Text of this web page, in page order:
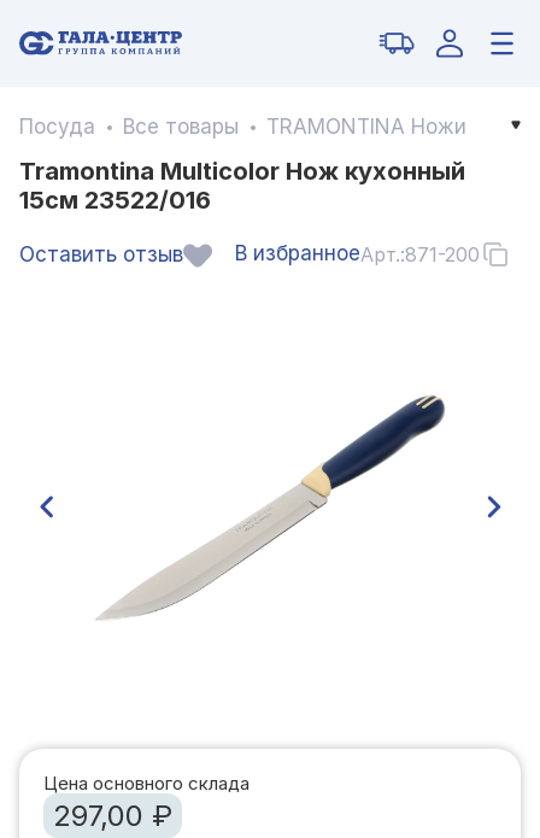
Посуда Все товары TRAMONTINA Ножи
Tramontina Multicolor Нож кухонный
15см 23522/016
Оставить отзыв В избранноеАрт.:871-200
Цена основного склада
297,00 ₽